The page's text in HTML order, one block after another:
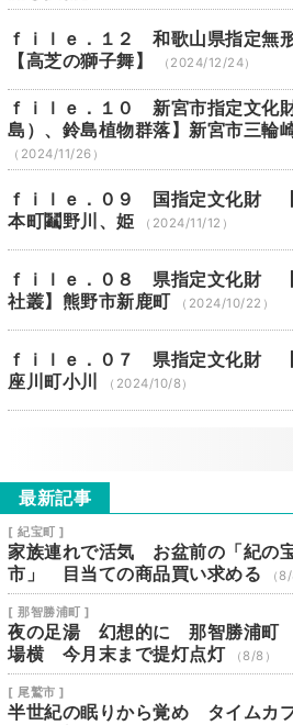
ｆｉｌｅ．１２ 和歌山県指定無
【高芝の獅子舞】
（2024/12/24）
ｆｉｌｅ．１０ 新宮市指定文化
島）、鈴島植物群落】新宮市三輪
（2024/11/26）
ｆｉｌｅ．０９ 国指定文化財
本町鬮野川、姫
（2024/11/12）
ｆｉｌｅ．０８ 県指定文化財
社叢】熊野市新鹿町
（2024/10/22）
ｆｉｌｅ．０７ 県指定文化財
座川町小川
（2024/10/8）
最新記事
[ 紀宝町 ]
家族連れで活気 お盆前の「紀の
市」 目当ての商品買い求める
（
[ 那智勝浦町 ]
夜の足湯 幻想的に 那智勝浦町
場横 今月末まで提灯点灯
（8/8）
[ 尾鷲市 ]
半世紀の眠りから覚め タイムカ